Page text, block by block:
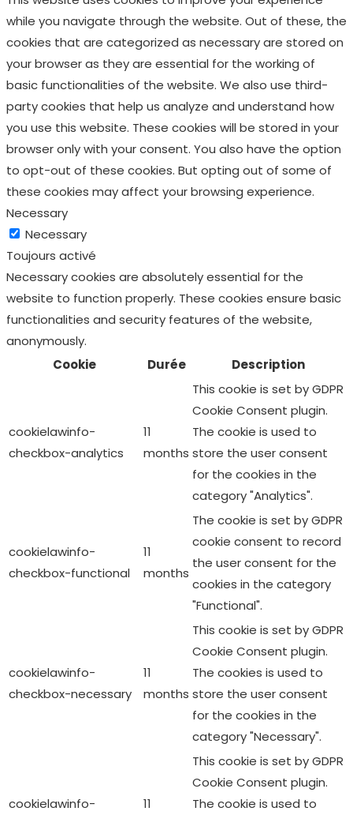
while you navigate through the website. Out of these, the
cookies that are categorized as necessary are stored on
your browser as they are essential for the working of
basic functionalities of the website. We also use third-
party cookies that help us analyze and understand how
you use this website. These cookies will be stored in your
browser only with your consent. You also have the option
to opt-out of these cookies. But opting out of some of
these cookies may affect your browsing experience.
Necessary
Necessary
Toujours activé
Necessary cookies are absolutely essential for the
website to function properly. These cookies ensure basic
functionalities and security features of the website,
anonymously.
Cookie
Durée Description
cookielawinfo-
checkbox-analytics
11
months
This cookie is set by GDPR
Cookie Consent plugin.
The cookie is used to
store the user consent
for the cookies in the
category "Analytics".
cookielawinfo-
checkbox-functional
11
months
The cookie is set by GDPR
cookie consent to record
the user consent for the
cookies in the category
"Functional".
cookielawinfo-
checkbox-necessary
11
months
This cookie is set by GDPR
Cookie Consent plugin.
The cookies is used to
store the user consent
for the cookies in the
category "Necessary".
cookielawinfo-
11
This cookie is set by GDPR
Cookie Consent plugin.
The cookie is used to